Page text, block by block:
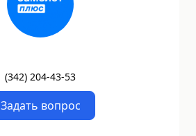
(342) 204-43-53
Задать вопрос